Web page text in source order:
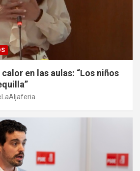
en las aulas: “Los niños